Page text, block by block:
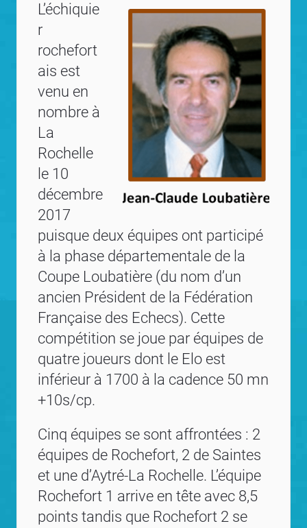
L’échiquie
r
rochefort
ais est
venu en
nombre à
La
Rochelle
le 10
décembre
2017
puisque deux équipes ont participé
à la phase départementale de la
Coupe Loubatière (du nom d’un
ancien Président de la Fédération
Française des Echecs). Cette
compétition se joue par équipes de
quatre joueurs dont le Elo est
inférieur à 1700 à la cadence 50 mn
+10s/cp.
Cinq équipes se sont affrontées : 2
équipes de Rochefort, 2 de Saintes
et une d’Aytré-La Rochelle. L’équipe
Rochefort 1 arrive en tête avec 8,5
points tandis que Rochefort 2 se